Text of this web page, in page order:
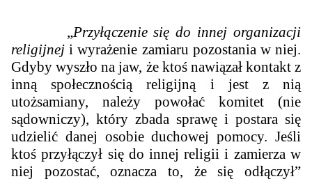
„Przyłączenie się do innej organizacji
religijneji wyrażenie zamiaru pozostania w niej.
Gdyby wyszło na jaw, że ktoś nawiązał kontakt z
inną społecznością religijną i jest z nią
utożsamiany, należy powołać komitet (nie
sądowniczy), który zbada sprawę i postara się
udzielić danej osobie duchowej pomocy. Jeśli
ktoś przyłączył się do innej religii i zamierza w
niej pozostać, oznacza to, że się odłączył”